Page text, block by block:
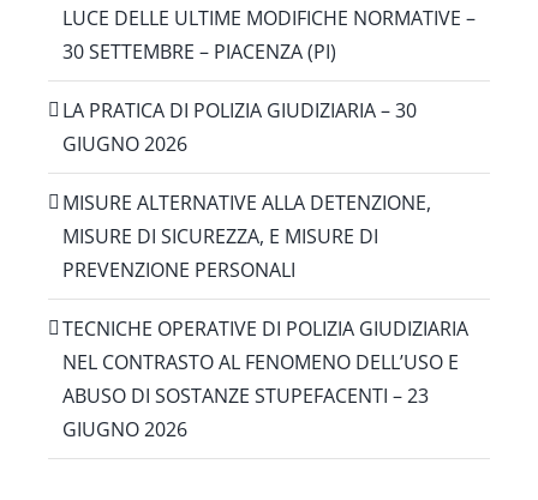
LUCE DELLE ULTIME MODIFICHE NORMATIVE –
30 SETTEMBRE – PIACENZA (PI)
LA PRATICA DI POLIZIA GIUDIZIARIA – 30
GIUGNO 2026
MISURE ALTERNATIVE ALLA DETENZIONE,
MISURE DI SICUREZZA, E MISURE DI
PREVENZIONE PERSONALI
TECNICHE OPERATIVE DI POLIZIA GIUDIZIARIA
NEL CONTRASTO AL FENOMENO DELL’USO E
ABUSO DI SOSTANZE STUPEFACENTI – 23
GIUGNO 2026